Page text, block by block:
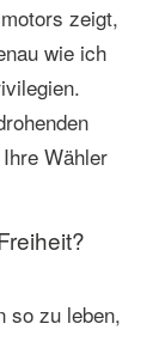
zeigt,
wie ich
Wähler
so zu leben,